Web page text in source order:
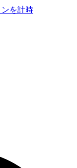
を計時